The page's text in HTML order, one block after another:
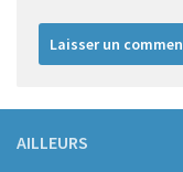
AILLEURS